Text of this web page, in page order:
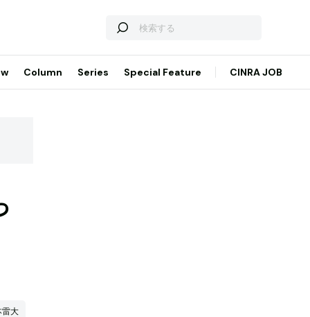
Column Series Special Feature CINRA JOB
大